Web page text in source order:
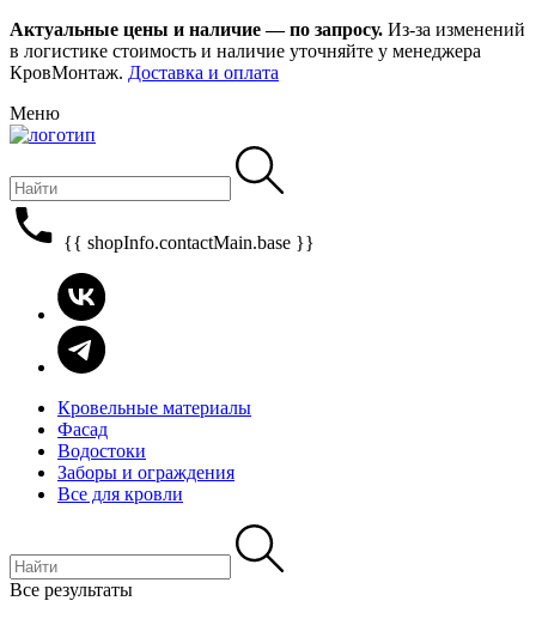
Актуальные цены и наличие — по запросу. Из-за изменений
в логистике стоимость и наличие уточняйте у менеджера
КровМонтаж. Доставка и оплата
Меню
{{ shopInfo.contactMain.base }}
Кровельные материалы
Фасад
Водостоки
Заборы и ограждения
Все для кровли
Все результаты